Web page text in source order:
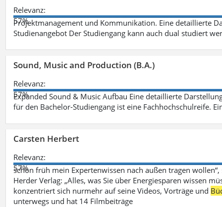
Relevanz:
57%
Projektmanagement und Kommunikation. Eine detaillierte
Studienangebot Der Studiengang kann auch dual studiert
Sound, Music and Production (B.A.)
Relevanz:
57%
Expanded Sound & Music Aufbau Eine detaillierte
für den Bachelor-Studiengang ist eine Fachhochschulreife.
Carsten Herbert
Relevanz:
57%
schon früh mein Expertenwissen nach außen tragen
Herder Verlag: „Alles, was Sie über Energiesparen wissen
konzentriert sich nurmehr auf seine Videos, Vorträge und
unterwegs und hat 14 Filmbeiträge